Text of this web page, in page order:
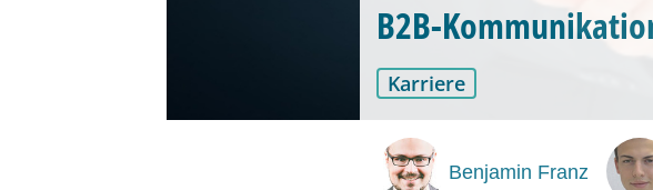
B2B-
Karriere
Benjamin Franz